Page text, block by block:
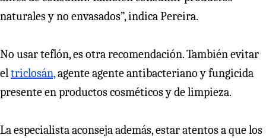
naturales y no envasados”, indica Pereira.
No usar teflón, es otra recomendación. También evitar
eltriclosán,agente agente antibacteriano y fungicida
presente en productos cosméticos y de limpieza.
La especialista aconseja además, estar atentos a que los